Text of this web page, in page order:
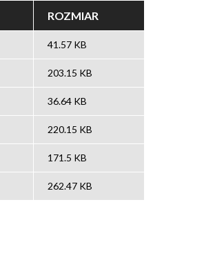
ROZMIAR
41.57 KB
203.15 KB
36.64 KB
220.15 KB
171.5 KB
262.47 KB